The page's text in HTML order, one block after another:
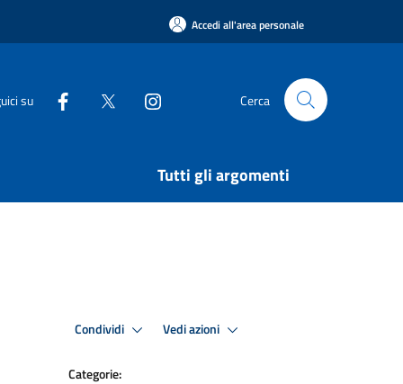
Accedi all'area personale
su Cerca
Tutti gli argomenti
Condividi Vedi azioni
Categorie: